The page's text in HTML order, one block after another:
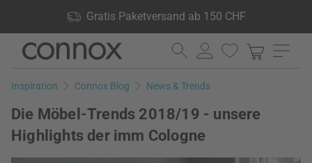
Gratis Paketversand ab 150 CHF
Produkte lagernd, 60 Tage Rückgaberecht
Direkt
Seiteninhalt
Direkt
Suchfeld
Inspiration Connox Blog News & Trends
Die Möbel-Trends 2018/19 - unsere
Highlights der imm Cologne